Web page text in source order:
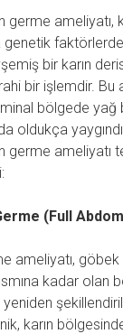
germe ameliyatı,
bir karın
bir işlemdir. Bu
bölgede yağ
oldukça
germe ameliyatı
(Full
ameliyatı, göbek
kadar olan
karın